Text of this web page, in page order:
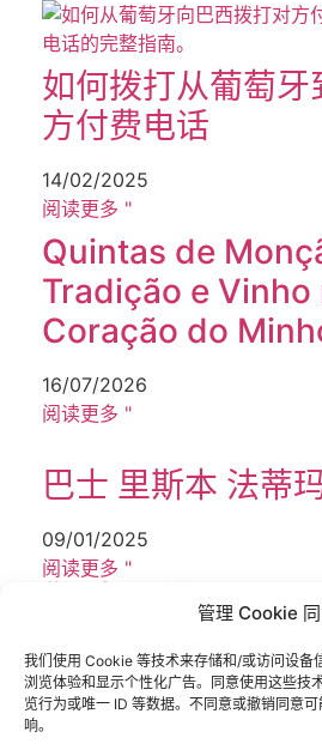
管理 Cookie
我们使用 Cookie 等技术来存储和/或访问设备
浏览体验和显示个性化广告。同意使用这些技
览行为或唯一 ID 等数据。不同意或撤销同意
响。
如何拨打从葡萄牙
方付费电话
14/02/2025
阅读更多 "
Quintas de
Tradição e Vinho
Coração do
16/07/2026
阅读更多 "
巴士 里斯本 法蒂
09/01/2025
阅读更多 "
发送